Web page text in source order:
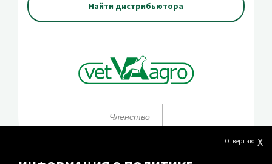
Найти дистрибьютора
Членство
Отвергаю X